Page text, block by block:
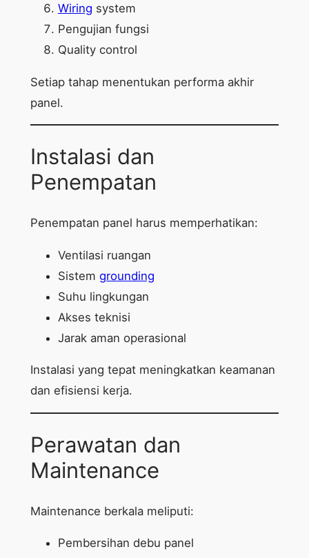
Wiring system
Pengujian fungsi
Quality control
Setiap tahap menentukan performa akhir
panel.
Instalasi dan
Penempatan
Penempatan panel harus memperhatikan:
Ventilasi ruangan
Sistem grounding
Suhu lingkungan
Akses teknisi
Jarak aman operasional
Instalasi yang tepat meningkatkan keamanan
dan efisiensi kerja.
Perawatan dan
Maintenance
Maintenance berkala meliputi:
Pembersihan debu panel